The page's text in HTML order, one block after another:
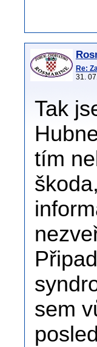
Re:
31.
Tak
tím
sem